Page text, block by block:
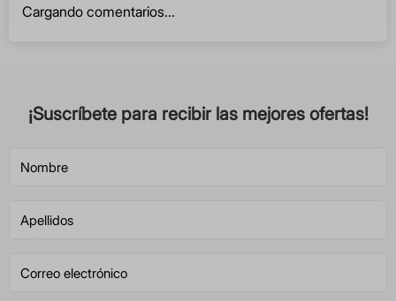
Cargando comentarios...
¡Suscríbete para recibir las mejores ofertas!